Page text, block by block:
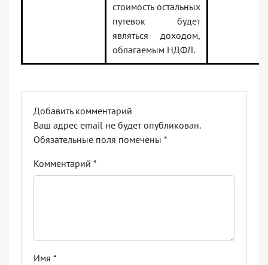
стоимость остальных
путевок будет
являться доходом,
облагаемым НДФЛ.
Добавить комментарий
Ваш адрес email не будет опубликован.
Обязательные поля помечены *
Комментарий *
Имя *